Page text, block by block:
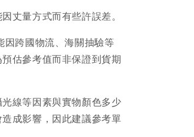
丈量方式而有些許誤差。
因跨國物流、海關抽驗等
估參考值而非保證到貨期
線等因素與實物顏色多少
成影響，因此建議參考單